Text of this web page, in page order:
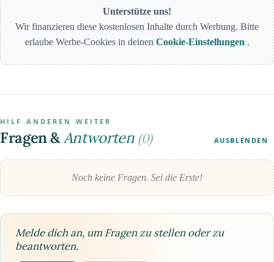
Unterstütze uns!
Wir finanzieren diese kostenlosen Inhalte durch Werbung. Bitte
erlaube Werbe-Cookies in deinen Cookie-Einstellungen .
HILF ANDEREN WEITER
Fragen &Antworten (0) AUSBLENDEN
Noch keine Fragen. Sei die Erste!
Melde dich an, um Fragen zu stellen oder zu
beantworten.